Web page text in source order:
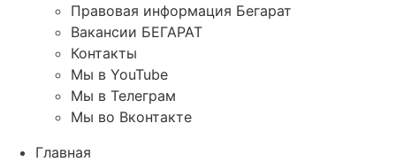
Правовая информация Бегарат
Вакансии БЕГАРАТ
Контакты
Мы в YouTube
Мы в Телеграм
Мы во Вконтакте
Главная